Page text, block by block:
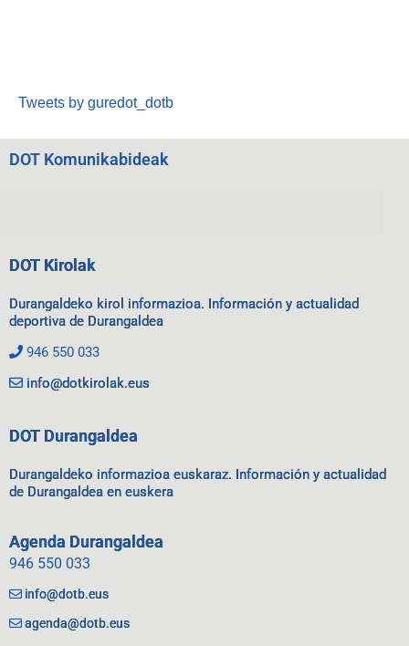
Tweets by guredot_dotb
DOT Komunikabideak
DOT Kirolak
Durangaldeko kirol informazioa. Información y actualidad
deportiva de Durangaldea
946 550 033
info@dotkirolak.eus
DOT Durangaldea
Durangaldeko informazioa euskaraz. Información y actualidad
de Durangaldea en euskera
Agenda Durangaldea
946 550 033
info@dotb.eus
agenda@dotb.eus